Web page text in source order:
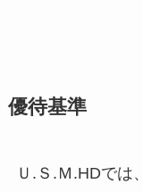
優待基準
Ｕ.Ｓ.Ｍ.HDでは、